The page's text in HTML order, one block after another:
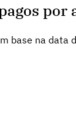
por
base na data